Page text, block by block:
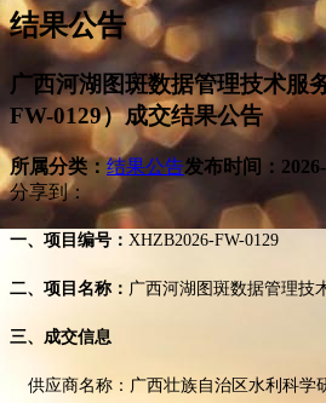
结果公告
广西河湖图斑数据管理技术服
FW-0129）成交结果公告
所属分类： 结果公告发布时间：
分享到：
一、项目编号： XHZB2026-FW-0129
二、项目名称： 广西河湖图斑数据管理技
三、成交信息
供应商名称： 广西壮族自治区水利科学